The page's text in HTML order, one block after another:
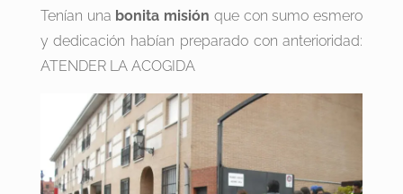
Tenían una bonita misión que con sumo esmero
y dedicación habían preparado con anterioridad:
ATENDER LA ACOGIDA